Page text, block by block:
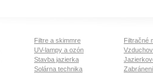
Filtre a skimmre
Filtračné
UV-lampy a ozón
Stavba jazierka
Solárna technika